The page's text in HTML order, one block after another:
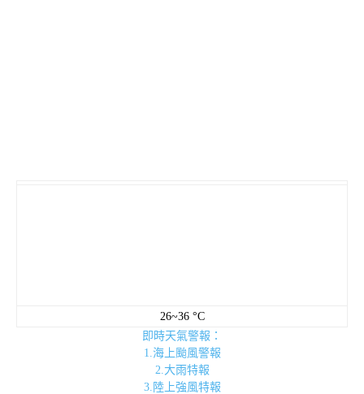
26~36 °C
即時天氣警報：
1.海上颱風警報
2.大雨特報
3.陸上強風特報